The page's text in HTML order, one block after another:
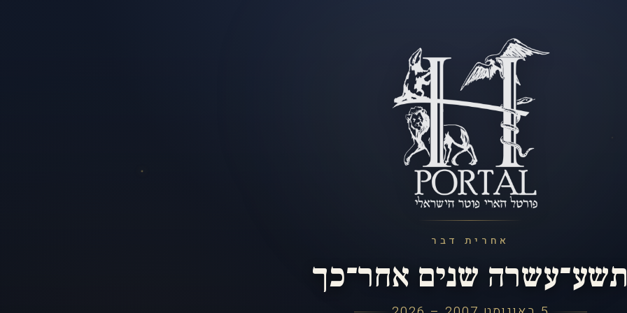
אחרית דבר
שנים אחר־כך